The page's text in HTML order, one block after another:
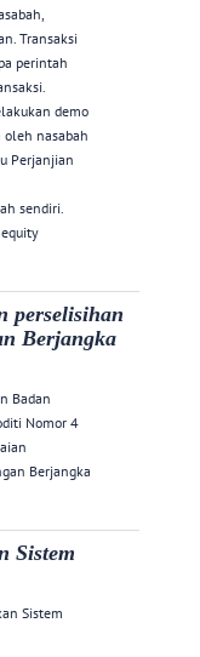
Transaksi
perintah
demo
oleh nasabah
Perjanjian
sendiri.
perselisihan
Berjangka
Badan
Nomor 4
Berjangka
Sistem
Sistem